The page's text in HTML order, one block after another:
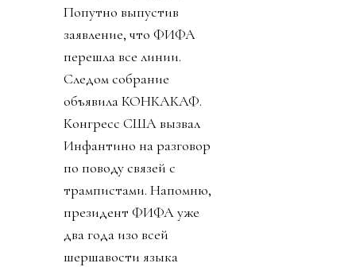
Попутно выпустив
заявление, что ФИФА
перешла все линии.
Следом собрание
объявила КОНКАКАФ.
Конгресс США вызвал
Инфантино на разговор
по поводу связей с
трампистами. Напомню,
президент ФИФА уже
два года изо всей
шершавости языка